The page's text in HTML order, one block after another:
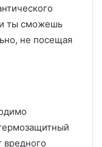
ты сможешь
не посещая
вредного